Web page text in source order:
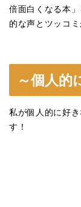
倍面白くなる本
的な声とツッコミ
～個人的
私が個人的に好
す！